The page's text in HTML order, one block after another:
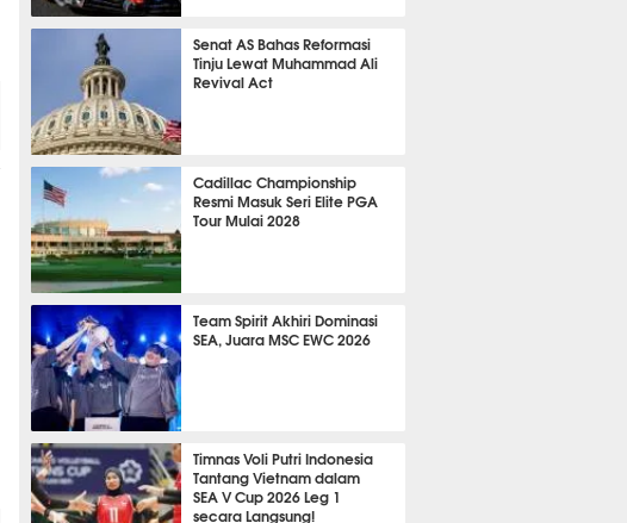
F1
Senat AS Bahas Reformasi
Tinju Lewat Muhammad Ali
Revival Act
TINJU
Cadillac Championship
Resmi Masuk Seri Elite PGA
Tour Mulai 2028
GOLF
Team Spirit Akhiri Dominasi
SEA, Juara MSC EWC 2026
ESPORTS
Timnas Voli Putri Indonesia
Tantang Vietnam dalam
SEA V Cup 2026 Leg 1
secara Langsung!